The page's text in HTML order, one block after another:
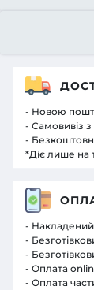
- Новою
- Самовивіз
-
*Діє лише на
- Накладений
-
-
- Оплата
- Оплата